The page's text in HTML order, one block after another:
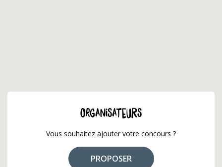
ORGANISATEURS
Vous souhaitez ajouter votre concours ?
PROPOSER